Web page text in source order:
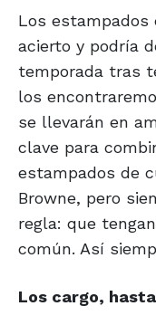
Los estampados
acierto y podría
temporada tras
los
se llevarán en
clave para
estampados de
Browne, pero
regla: que
común. Así
Los cargo,